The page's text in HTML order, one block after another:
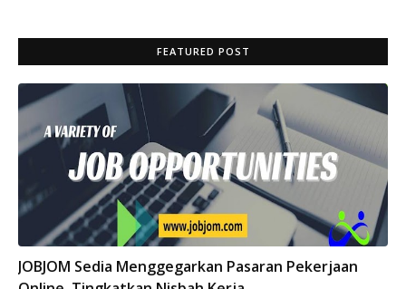
FEATURED POST
INFO
JOBJOM Sedia Menggegarkan Pasaran Pekerjaan